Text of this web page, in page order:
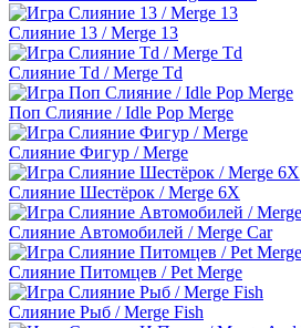
Слияние 13 / Merge 13
Слияние Td / Merge Td
Поп Слияние / Idle Pop Merge
Слияние Фигур / Merge
Слияние Шестёрок / Merge 6X
Слияние Автомобилей / Merge Car
Слияние Питомцев / Pet Merge
Слияние Рыб / Merge Fish